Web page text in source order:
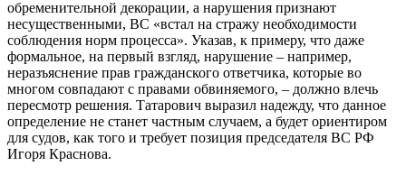
обременительной декорации, а нарушения признают
несущественными, ВС «встал на стражу необходимости
соблюдения норм процесса». Указав, к примеру, что даже
формальное, на первый взгляд, нарушение – например,
неразъяснение прав гражданского ответчика, которые во
многом совпадают с правами обвиняемого, – должно влечь
пересмотр решения. Татарович выразил надежду, что данное
определение не станет частным случаем, а будет ориентиром
для судов, как того и требует позиция председателя ВС РФ
Игоря Краснова.